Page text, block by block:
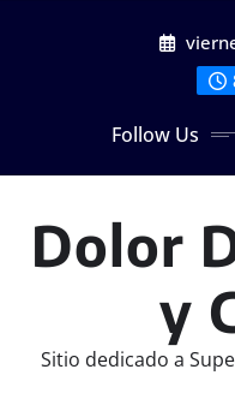
Follow Us
Dolor
y
Sitio dedicado a